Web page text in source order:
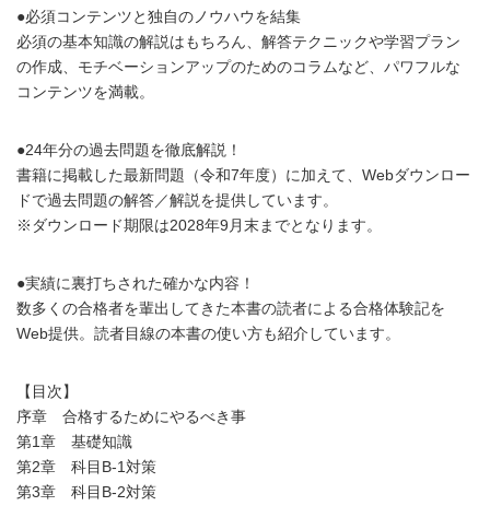
●必須コンテンツと独自のノウハウを結集
必須の基本知識の解説はもちろん、解答テクニックや学習プラン
の作成、モチベーションアップのためのコラムなど、パワフルな
コンテンツを満載。
●24年分の過去問題を徹底解説！
書籍に掲載した最新問題（令和7年度）に加えて、Webダウンロー
ドで過去問題の解答／解説を提供しています。
※ダウンロード期限は2028年9月末までとなります。
●実績に裏打ちされた確かな内容！
数多くの合格者を輩出してきた本書の読者による合格体験記を
Web提供。読者目線の本書の使い方も紹介しています。
【目次】
序章 合格するためにやるべき事
第1章 基礎知識
第2章 科目B-1対策
第3章 科目B-2対策